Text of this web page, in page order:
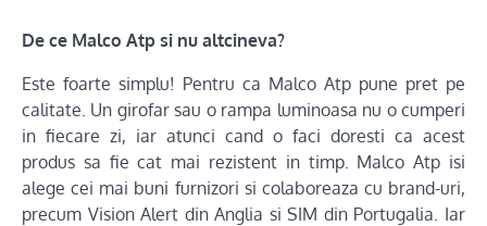
De ce Malco Atp si nu altcineva?
Este foarte simplu! Pentru ca Malco Atp pune pret pe
calitate. Un girofar sau o rampa luminoasa nu o cumperi
in fiecare zi, iar atunci cand o faci doresti ca acest
produs sa fie cat mai rezistent in timp. Malco Atp isi
alege cei mai buni furnizori si colaboreaza cu brand-uri,
precum Vision Alert din Anglia si SIM din Portugalia. Iar